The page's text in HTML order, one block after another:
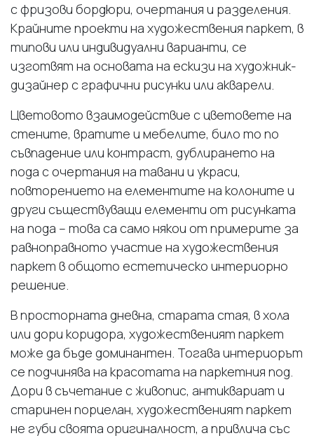
с фризови бордюри, очертания и разделения.
Крайните проекти на художествения паркет, в
типови или индивидуални варианти, се
изготвят на основата на ескизи на художник-
дизайнер с графични рисунки или акварели.
Цветовото взаимодействие с цветовете на
стените, вратите и мебелите, било то по
съвпадение или контраст, дублирането на
пода с очертания на тавани и украси,
повторението на елементите на колоните и
други съществуващи елементи от рисунката
на пода – това са само някои от примерите за
равноправното участие на художествения
паркет в общото естетическо интериорно
решение.
В просторната дневна, старата стая, в хола
или дори коридора, художественият паркет
може да бъде доминантен. Тогава интериорът
се подчинява на красотата на паркетния под.
Дори в съчетание с живопис, антиквариат и
старинен порцелан, художественият паркет
не губи своята оригиналност, а привлича със